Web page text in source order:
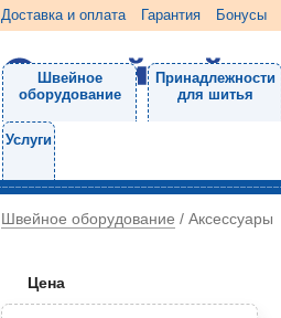
Доставка и оплата Гарантия Бонусы
Швейное
оборудование
Принадлежности
для шитья
Услуги
Швейное оборудование / Аксессуары
Цена